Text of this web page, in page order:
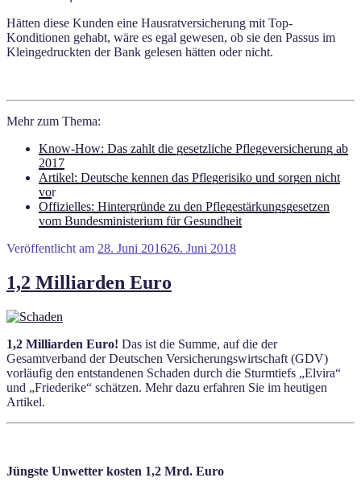
Hätten diese Kunden eine Hausratversicherung mit Top-
Konditionen gehabt, wäre es egal gewesen, ob sie den Passus im
Kleingedruckten der Bank gelesen hätten oder nicht.
Mehr zum Thema:
Know-How: Das zahlt die gesetzliche Pflegeversicherung ab
2017
Artikel: Deutsche kennen das Pflegerisiko und sorgen nicht
vor
Offizielles: Hintergründe zu den Pflegestärkungsgesetzen
vom Bundesministerium für Gesundheit
Veröffentlicht am 28. Juni 201626. Juni 2018
1,2 Milliarden Euro
1,2 Milliarden Euro! Das ist die Summe, auf die der
Gesamtverband der Deutschen Versicherungswirtschaft (GDV)
vorläufig den entstandenen Schaden durch die Sturmtiefs „Elvira“
und „Friederike“ schätzen. Mehr dazu erfahren Sie im heutigen
Artikel.
Jüngste Unwetter kosten 1,2 Mrd. Euro